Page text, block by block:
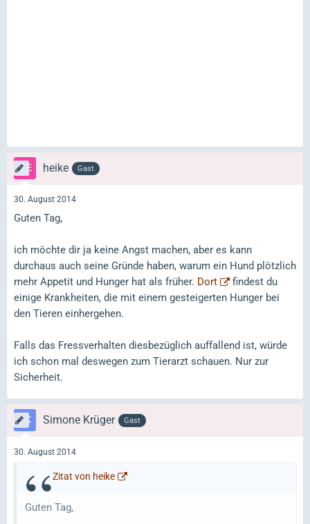
heike Gast
30. August 2014
Guten Tag,
ich möchte dir ja keine Angst machen, aber es kann
durchaus auch seine Gründe haben, warum ein Hund plötzlich
mehr Appetit und Hunger hat als früher. Dort
findest du
einige Krankheiten, die mit einem gesteigerten Hunger bei
den Tieren einhergehen.
Falls das Fressverhalten diesbezüglich auffallend ist, würde
ich schon mal deswegen zum Tierarzt schauen. Nur zur
Sicherheit.
Simone Krüger Gast
30. August 2014
Zitat von heike
Guten Tag,